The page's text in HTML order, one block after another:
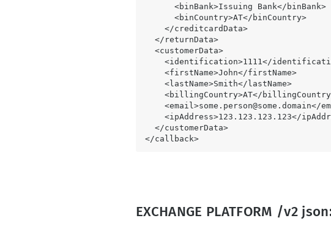
    <email>
some.person@some.domain</
</callback>
EXCHANGE PLATFORM /v2